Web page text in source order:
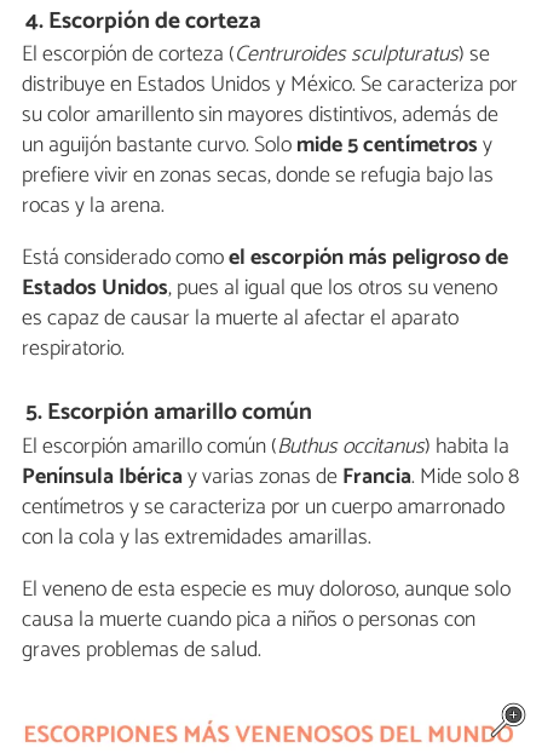
4. Escorpión de corteza
El escorpión de corteza (Centruroides sculpturatus) se
distribuye en Estados Unidos y México. Se caracteriza por
su color amarillento sin mayores distintivos, además de
un aguijón bastante curvo. Solomide 5 centímetrosy
prefiere vivir en zonas secas, donde se refugia bajo las
rocas y la arena.
Está considerado comoel escorpión más peligroso de
Estados Unidos, pues al igual que los otros su veneno
es capaz de causar la muerte al afectar el aparato
respiratorio.
5. Escorpión amarillo común
El escorpión amarillo común (Buthus occitanus) habita la
Península Ibéricay varias zonas deFrancia. Mide solo 8
centímetros y se caracteriza por un cuerpo amarronado
con la cola y las extremidades amarillas.
El veneno de esta especie es muy doloroso, aunque solo
causa la muerte cuando pica a niños o personas con
graves problemas de salud.